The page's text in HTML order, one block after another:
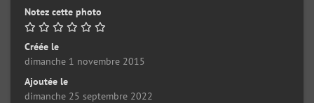
Notez cette photo
Créée le
dimanche 1 novembre 2015
Ajoutée le
dimanche 25 septembre 2022